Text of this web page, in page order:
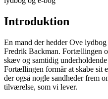
Introduktion
En mand der hedder Ove
Fredrik Backman. Fortællingen
skæv og samtidig
Fortællingen formår at skabe sit
der også nogle sandheder frem
tilværelse, som vi lever.